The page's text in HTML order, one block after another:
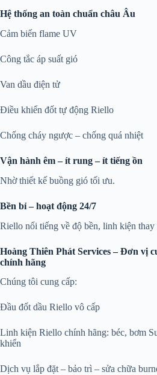
Hệ thống an toàn chuẩn châu Âu
Cảm biến flame UV
Công tắc áp suất gió
Van dầu điện tử
Điều khiển đốt tự động Riello
Chống cháy ngược – chống quá nhiệt
Vận hành êm – ít rung – ít tiếng ồn
Nhờ thiết kế buồng gió tối ưu.
Bền bỉ – hoạt động 24/7
Riello nổi tiếng về độ bền, linh kiện
Hoàng Thiên Phát Services – Đơn vị
chính hãng
Chúng tôi cung cấp:
Đầu đốt dầu Riello vô cấp
Linh kiện Riello chính hãng: béc, bơm
khiển
Dịch vụ lắp đặt – bảo trì – sửa chữa